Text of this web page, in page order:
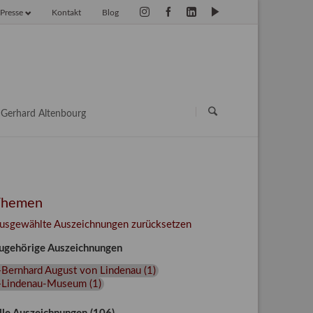
Blog
Kontakt
Presse
Gerhard Altenbourg
Auszeichnungen zurücksetzen
Auszeichnungen
August von Lindenau(1 )
Museum(1 )